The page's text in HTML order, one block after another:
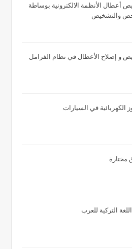
أعطال الأنظمة الالكترونية بوساطة
والتشخيص
و إصلاح الأعطال في نظام الفرامل
الكهربائية في السيارات
مختارة
التركية للعرب